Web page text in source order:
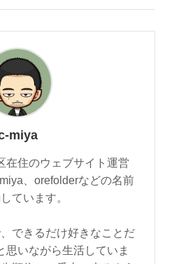
miya
在住のウェブサイト運営
、orefolderなどの名前
ています。
できるだけ好きなことだ
思いながら生活していま